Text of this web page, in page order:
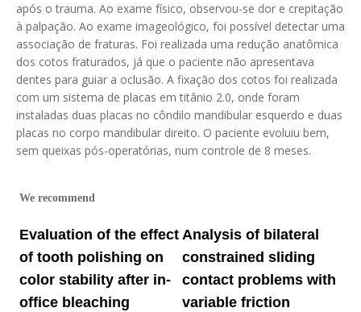
após o trauma. Ao exame físico, observou-se dor e crepitação
à palpação. Ao exame imageológico, foi possível detectar uma
associação de fraturas. Foi realizada uma redução anatômica
dos cotos fraturados, já que o paciente não apresentava
dentes para guiar a oclusão. A fixação dos cotos foi realizada
com um sistema de placas em titânio 2.0, onde foram
instaladas duas placas no côndilo mandibular esquerdo e duas
placas no corpo mandibular direito. O paciente evoluiu bem,
sem queixas pós-operatórias, num controle de 8 meses.
We recommend
Evaluation of the effect
of tooth polishing on
color stability after in-
office bleaching
Analysis of bilateral
constrained sliding
contact problems with
variable friction